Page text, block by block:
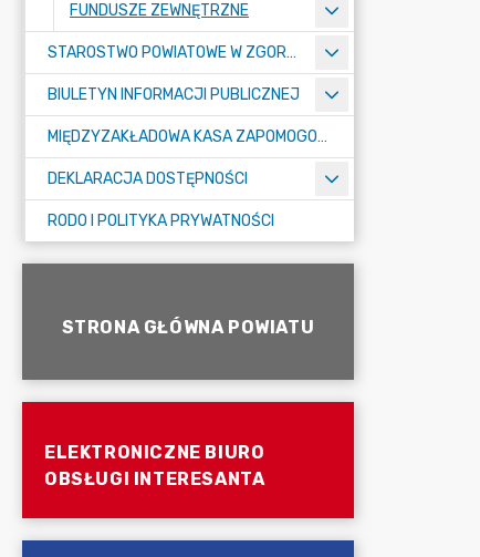
FUNDUSZE ZEWNĘTRZNE
STAROSTWO POWIATOWE W ZGORZELCU
BIULETYN INFORMACJI PUBLICZNEJ
MIĘDZYZAKŁADOWA KASA ZAPOMOGOWO-POŻYCZKOWA
DEKLARACJA DOSTĘPNOŚCI
RODO I POLITYKA PRYWATNOŚCI
STRONA GŁÓWNA POWIATU
ELEKTRONICZNE BIURO
OBSŁUGI INTERESANTA